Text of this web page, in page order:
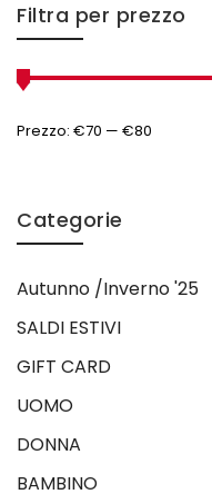
Filtra per prezzo
Prezzo: €70 — €80
Categorie
Autunno /Inverno '25
SALDI ESTIVI
GIFT CARD
UOMO
DONNA
BAMBINO